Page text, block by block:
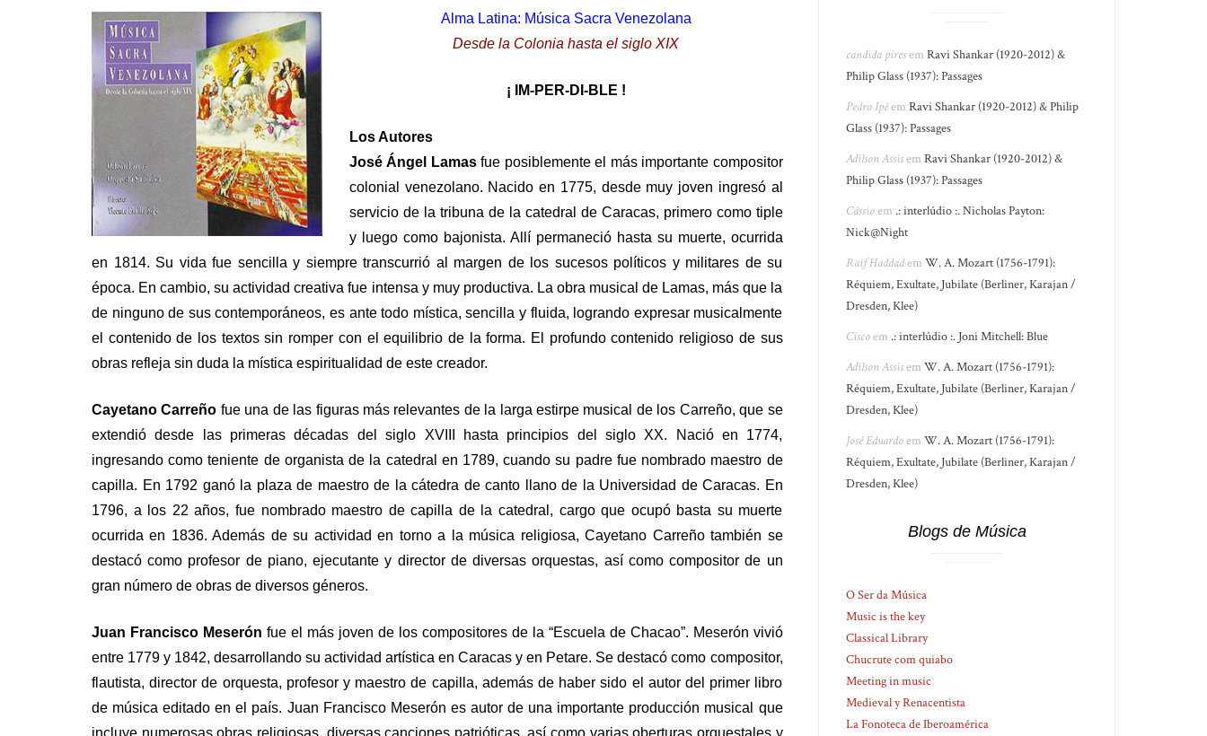
Alma Latina: Música Sacra Venezolana
Desde la Colonia hasta el siglo XIX
¡ IM-PER-DI-BLE !
Los Autores
José Ángel Lamasfue posiblemente el más importante compositor
colonial venezolano. Nacido en 1775, desde muy joven ingresó al
servicio de la tribuna de la catedral de Caracas, primero como tiple
y luego como bajonista. Allí permaneció hasta su muerte, ocurrida
en 1814. Su vida fue sencilla y siempre transcurrió al margen de los sucesos políticos y militares de su
época. En cambio, su actividad creativa fue intensa y muy productiva. La obra musical de Lamas, más que la
de ninguno de sus contemporáneos, es ante todo mística, sencilla y fluida, logrando expresar musicalmente
el contenido de los textos sin romper con el equilibrio de la forma. El profundo contenido religioso de sus
obras refleja sin duda la mística espiritualidad de este creador.
Cayetano Carreño fue una de las figuras más relevantes de la larga estirpe musical de los Carreño, que se
extendió desde las primeras décadas del siglo XVIII hasta principios del siglo XX. Nació en 1774,
ingresando como teniente de organista de la catedral en 1789, cuando su padre fue nombrado maestro de
capilla. En 1792 ganó la plaza de maestro de la cátedra de canto llano de la Universidad de Caracas. En
1796, a los 22 años, fue nombrado maestro de capilla de la catedral, cargo que ocupó basta su muerte
ocurrida en 1836. Además de su actividad en torno a la música religiosa, Cayetano Carreño también se
destacó como profesor de piano, ejecutante y director de diversas orquestas, así como compositor de un
gran número de obras de diversos géneros.
Juan Francisco Meserón fue el más joven de los compositores de la “Escuela de Chacao”. Meserón vivió
entre 1779 y 1842, desarrollando su actividad artística en Caracas y en Petare. Se destacó como compositor,
flautista, director de orquesta, profesor y maestro de capilla, además de haber sido el autor del primer libro
de música editado en el país. Juan Francisco Meserón es autor de una importante producción musical que
incluye numerosas obras religiosas, diversas canciones patrióticas, así como varias oberturas orquestales y
candida piresemRavi Shankar (1920-2012) &
Philip Glass (1937): Passages
Pedro IpêemRavi Shankar (1920-2012) & Philip
Glass (1937): Passages
Adilson AssisemRavi Shankar (1920-2012) &
Philip Glass (1937): Passages
Cássioem .: interlúdio :. Nicholas Payton:
Nick@Night
Raif HaddademW. A. Mozart (1756-1791):
Réquiem, Exultate, Jubilate (Berliner, Karajan /
Dresden, Klee)
Ciscoem .: interlúdio :. Joni Mitchell: Blue
Adilson AssisemW. A. Mozart (1756-1791):
Réquiem, Exultate, Jubilate (Berliner, Karajan /
Dresden, Klee)
José EduardoemW. A. Mozart (1756-1791):
Réquiem, Exultate, Jubilate (Berliner, Karajan /
Dresden, Klee)
Blogs de Música
O Ser da Música
Music is the key
Classical Library
Chucrute com quiabo
Meeting in music
Medieval y Renacentista
La Fonoteca de Iberoamérica